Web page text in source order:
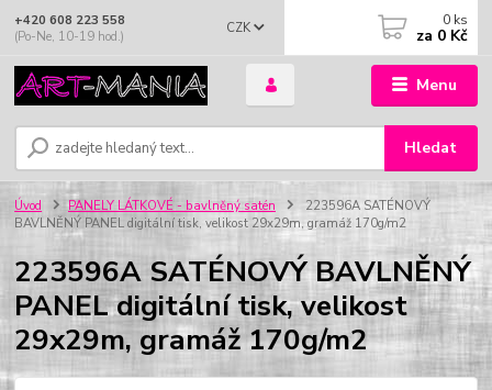
Menu
CZK
Hledat
+420 608 223 558
(Po-Ne, 10-19 hod.)
0 ks
za 0 Kč
Úvod PANELY LÁTKOVÉ - bavlněný satén
223596A SATÉNOVÝ
BAVLNĚNÝ PANEL digitální tisk, velikost 29x29m, gramáž 170g/m2
223596A SATÉNOVÝ BAVLNĚNÝ
PANEL digitální tisk, velikost
29x29m, gramáž 170g/m2